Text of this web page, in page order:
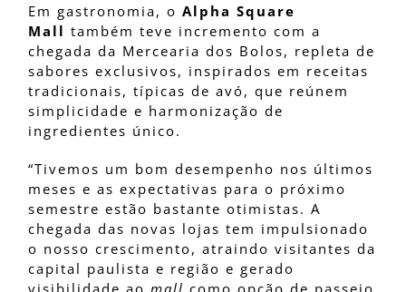
Em gastronomia, o Alpha Square
Mall também teve incremento com a
chegada da Mercearia dos Bolos, repleta de
sabores exclusivos, inspirados em receitas
tradicionais, típicas de avó, que reúnem
simplicidade e harmonização de
ingredientes único.
“Tivemos um bom desempenho nos últimos
meses e as expectativas para o próximo
semestre estão bastante otimistas. A
chegada das novas lojas tem impulsionado
o nosso crescimento, atraindo visitantes da
capital paulista e região e gerado
visibilidade ao mall como opção de passeio